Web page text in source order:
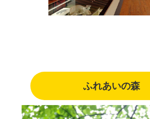
ふれあいの森